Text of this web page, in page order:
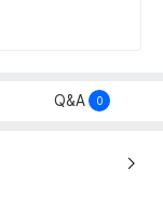
Q&A 0